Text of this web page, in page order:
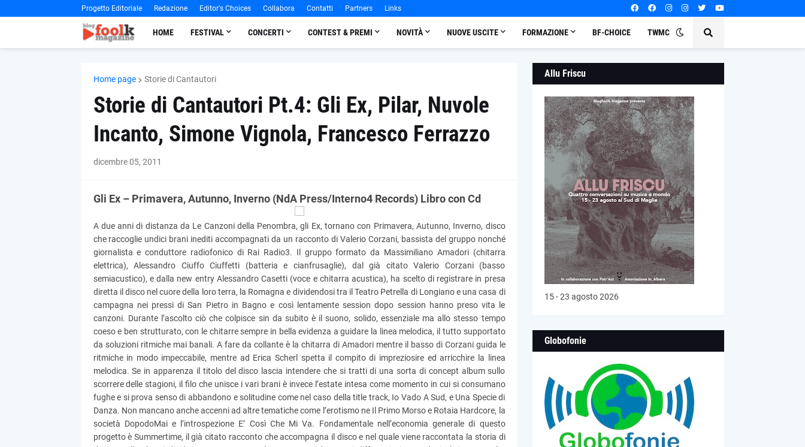
Progetto Editoriale Redazione Editor's Choices Collabora Contatti Partners Links
HOME FESTIVAL CONCERTI CONTEST & PREMI NOVITÀ NUOVE USCITE FORMAZIONE BF-CHOICE TWMC
Home page Storie di Cantautori
Storie di Cantautori Pt.4: Gli Ex, Pilar, Nuvole
Incanto, Simone Vignola, Francesco Ferrazzo
dicembre 05, 2011
Gli Ex – Primavera, Autunno, Inverno (NdA Press/Interno4 Records) Libro con Cd
A due anni di distanza da Le Canzoni della Penombra, gli Ex, tornano con Primavera, Autunno, Inverno, disco
che raccoglie undici brani inediti accompagnati da un racconto di Valerio Corzani, bassista del gruppo nonché
giornalista e conduttore radiofonico di Rai Radio3. Il gruppo formato da Massimiliano Amadori (chitarra
elettrica), Alessandro Ciuffo Ciuffetti (batteria e cianfrusaglie), dal già citato Valerio Corzani (basso
semiacustico), e dalla new entry Alessandro Casetti (voce e chitarra acustica), ha scelto di registrare in presa
diretta il disco nel cuore della loro terra, la Romagna e dividendosi tra il Teatro Petrella di Longiano e una casa di
campagna nei pressi di San Pietro in Bagno e così lentamente session dopo session hanno preso vita le
canzoni. Durante l’ascolto ciò che colpisce sin da subito è il suono, solido, essenziale ma allo stesso tempo
coeso e ben strutturato, con le chitarre sempre in bella evidenza a guidare la linea melodica, il tutto supportato
da soluzioni ritmiche mai banali. A fare da collante è la chitarra di Amadori mentre il basso di Corzani guida le
ritmiche in modo impeccabile, mentre ad Erica Scherl spetta il compito di impreziosire ed arricchire la linea
melodica. Se in apparenza il titolo del disco lascia intendere che si tratti di una sorta di concept album sullo
scorrere delle stagioni, il filo che unisce i vari brani è invece l’estate intesa come momento in cui si consumano
fughe e si prova senso di abbandono e solitudine come nel caso della title track, Io Vado A Sud, e Una Specie di
Danza. Non mancano anche accenni ad altre tematiche come l’erotismo ne Il Primo Morso e Rotaia Hardcore, la
società DopodoMai e l’introspezione E’ Così Che Mi Va. Fondamentale nell’economia generale di questo
progetto è Summertime, il già citato racconto che accompagna il disco e nel quale viene raccontata la storia di
Allu Friscu
15 - 23 agosto 2026
Globofonie